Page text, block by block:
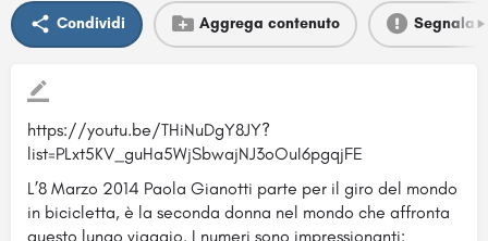
Condividi Aggrega contenuto Segnala
https://youtu.be/THiNuDgY8JY?
list=PLxt5KV_guHa5WjSbwajNJ3oOuI6pgqjFE
L’8 Marzo 2014 Paola Gianotti parte per il giro del mondo
in bicicletta, è la seconda donna nel mondo che affronta
questo lungo viaggio. I numeri sono impressionanti: